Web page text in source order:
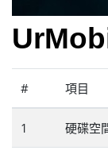
# 項目
1 硬碟空